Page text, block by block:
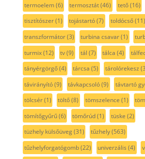
termoelem(6) termosztát(46) tető(16)
tisztítószer(1) tojástartó(7) toldócső(11)
transzformátor(3) turbina csavar(1)
turmix(12) tv(9) tál (7) tálca (4)
tányérgörgő(4) tárcsa (5) tárolórekesz
távirányító(9) távkapcsoló(9) távtartó
tölcsér(1) töltő(8) tömszelence (1)
tömítőgyűrű(6) tömőrúd(1) tüske (2)
tüzhely külsőüveg(31) tűzhely(563)
tűzhelyforgatógomb(22) univerzális (4)